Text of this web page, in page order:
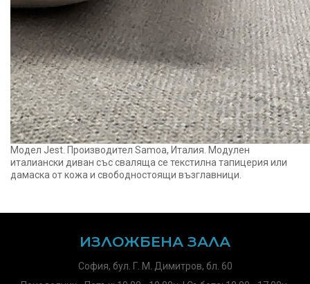
Модел Jest. Производител Samoa, Италия. Модулен
италиански диван със сваляща се текстилна тапицерия или
дамаска от кожа и свободностоящи възглавници.
ИЗЛОЖБЕНА ЗАЛА
София, бул. Г. М. Димитров, бл. 60